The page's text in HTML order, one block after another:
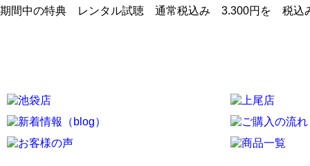
期間中の特典 レンタル試聴 通常税込み 3.300円を 税